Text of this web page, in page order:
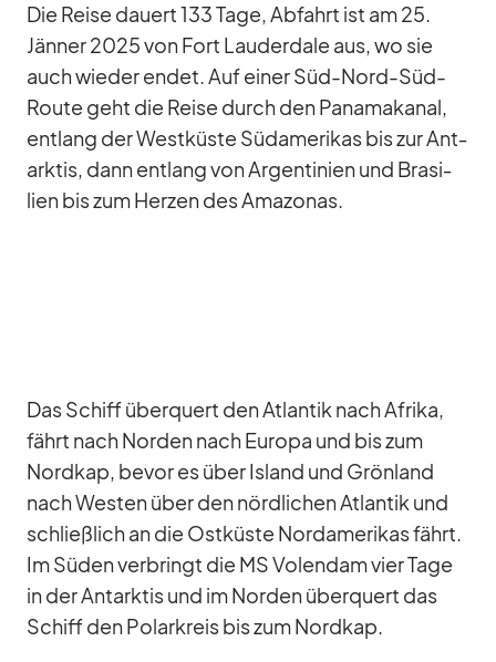
Die Reise dau­ert 133 Tage, Ab­fahrt ist am 25.
Jän­ner 2025 von Fort Lau­derd­ale aus, wo sie
auch wie­der en­det. Auf ei­ner Süd-Nord-Süd-
Route geht die Reise durch den Pa­na­ma­ka­nal,
ent­lang der West­küste Süd­ame­ri­kas bis zur Ant­
ark­tis, dann ent­lang von Ar­gen­ti­nien und Bra­si­
lien bis zum Her­zen des Ama­zo­nas.
Das Schiff über­quert den At­lan­tik nach Afrika,
fährt nach Nor­den nach Eu­ropa und bis zum
Nord­kap, be­vor es über Is­land und Grön­land
nach Wes­ten über den nörd­li­chen At­lan­tik und
schließ­lich an die Ost­küste Nord­ame­ri­kas fährt.
Im Sü­den ver­bringt die MS Vo­len­dam vier Tage
in der Ant­ark­tis und im Nor­den über­quert das
Schiff den Po­lar­kreis bis zum Nord­kap.